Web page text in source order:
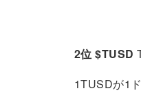
2位 $TUSD
1TUSDが1